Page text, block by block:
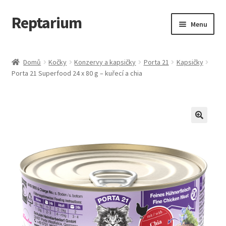
Přeskočit
na
Přejít
k
webu
Reptarium Menu
Košík
Obchod
Pokladna
Vše pro kočky
Domů Kočky Konzervy a kapsičky Porta 21
Kapsičky
Porta 21 Superfood 24 x 80 g – kuřecí a chia